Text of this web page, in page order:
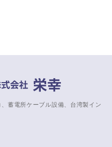
蓄電所ケーブル設備、台湾製イン